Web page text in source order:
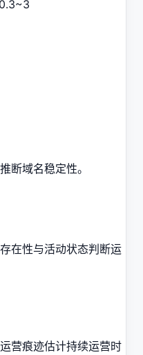
断域名稳定性。
在性与活动状态判断运
营痕迹估计持续运营时